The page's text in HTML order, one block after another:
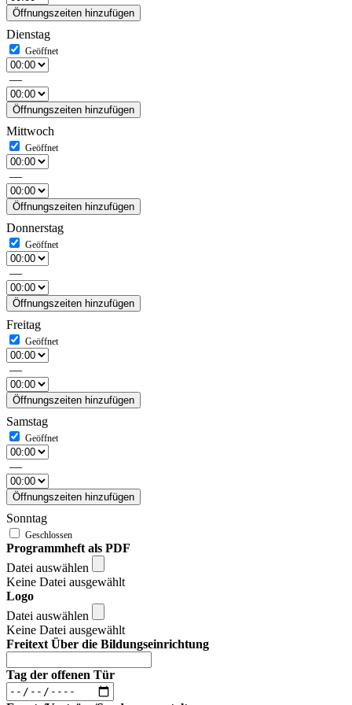
Öffnungszeiten hinzufügen
Dienstag
—
Öffnungszeiten hinzufügen
Mittwoch
—
Öffnungszeiten hinzufügen
Donnerstag
—
Öffnungszeiten hinzufügen
Freitag
—
Öffnungszeiten hinzufügen
Samstag
—
Öffnungszeiten hinzufügen
Sonntag
Programmheft als PDF
Datei auswählen
Keine Datei ausgewählt
Logo
Datei auswählen
Keine Datei ausgewählt
Freitext Über die Bildungseinrichtung
Tag der offenen Tür